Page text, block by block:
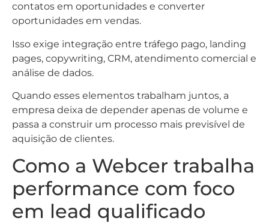
contatos em oportunidades e converter
oportunidades em vendas.
Isso exige integração entre tráfego pago, landing
pages, copywriting, CRM, atendimento comercial e
análise de dados.
Quando esses elementos trabalham juntos, a
empresa deixa de depender apenas de volume e
passa a construir um processo mais previsível de
aquisição de clientes.
Como a Webcer trabalha
performance com foco
em lead qualificado